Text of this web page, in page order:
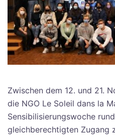
Zwischen dem 12. und 21.
die NGO Le Soleil dans la
Sensibilisierungswoche
gleichberechtigten Zugang